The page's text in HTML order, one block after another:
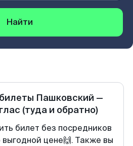
Найти
Пашковский —
(туда и обратно)
билет без посредников
цене🙌. Также вы